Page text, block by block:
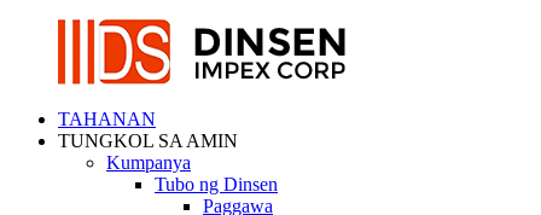
TAHANAN
TUNGKOL SA AMIN
Kumpanya
Tubo ng Dinsen
Paggawa